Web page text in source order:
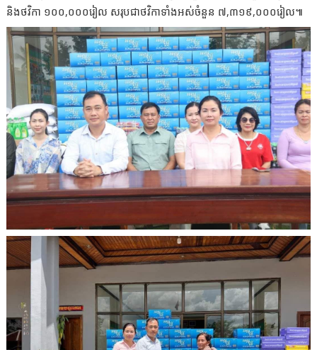
និងថវិកា ១០០,០០០រៀល សរុបជាថវិកាទាំងអស់ចំនួន ៧,៣១៩,០០០រៀល៕